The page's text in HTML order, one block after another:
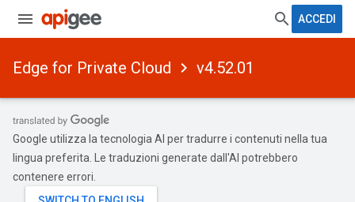
ACCEDI
Edge for Private Cloud v4.52.01
Google utilizza la tecnologia AI per tradurre i contenuti nella tua
lingua preferita. Le traduzioni generate dall'AI potrebbero
contenere errori.